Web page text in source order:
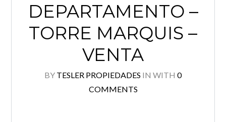
DEPARTAMENTO –
TORRE MARQUIS –
VENTA
BY TESLER PROPIEDADES IN WITH 0
COMMENTS